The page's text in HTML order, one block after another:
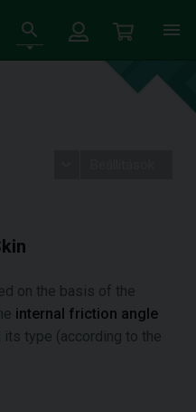
on the basis of the
internal friction angle
its type (according to the